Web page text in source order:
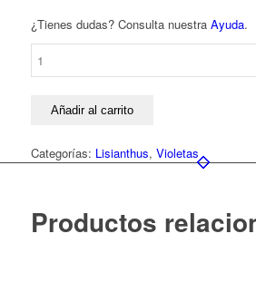
¿Tienes dudas? Consulta nuestra Ayuda.
VioletaAñadir al carrito
Categorías: Lisianthus, Violetas
Productos